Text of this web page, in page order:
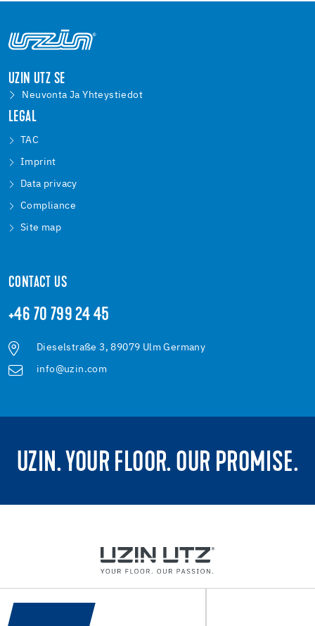
UZIN UTZ SE
Neuvonta Ja Yhteystiedot
LEGAL
TAC
Imprint
Data privacy
Compliance
Site map
CONTACT US
+46 70 799 24 45
Dieselstraße 3, 89079 Ulm Germany
info@uzin.com
UZIN. YOUR FLOOR. OUR PROMISE.